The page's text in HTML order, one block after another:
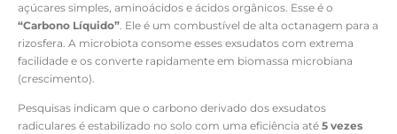
açúcares simples, aminoácidos e ácidos orgânicos. Esse é o
“Carbono Líquido”. Ele é um combustível de alta octanagem para a
rizosfera. A microbiota consome esses exsudatos com extrema
facilidade e os converte rapidamente em biomassa microbiana
(crescimento).
Pesquisas indicam que o carbono derivado dos exsudatos
radiculares é estabilizado no solo com uma eficiência até 5 vezes